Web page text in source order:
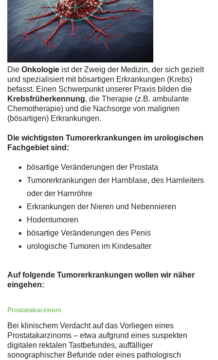
Die Onkologie ist der Zweig der Medizin, der sich gezielt
und spezialisiert mit bösartigen Erkrankungen (Krebs)
befasst. Einen Schwerpunkt unserer Praxis bilden die
Krebsfrüherkennung, die Therapie (z.B. ambulante
Chemotherapie) und die Nachsorge von malignen
(bösartigen) Erkrankungen.
Die wichtigsten Tumorerkrankungen im urologischen
Fachgebiet sind:
bösartige Veränderungen der Prostata
Tumorerkrankungen der Harnblase, des Harnleiters
oder der Harnröhre
Erkrankungen der Nieren und Nebennieren
Hodentumoren
bösartige Veränderungen des Penis
urologische Tumoren im Kindesalter
Auf folgende Tumorerkrankungen wollen wir näher
eingehen:
Prostatakarzinom
Bei klinischem Verdacht auf das Vorliegen eines
Prostatakarzinoms – etwa aufgrund eines suspekten
digitalen rektalen Tastbefundes, auffälliger
sonographischer Befunde oder eines pathologisch